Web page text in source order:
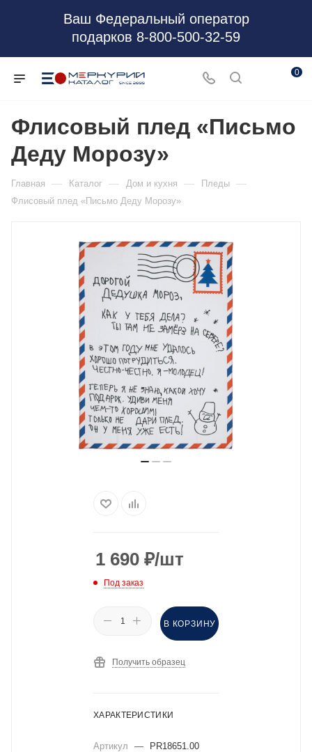
Ваш Федеральный оператор
подарков 8-800-500-32-59
0
Флисовый плед «Письмо
Деду Морозу»
Главная — Каталог — Дом и кухня — Пледы —
Флисовый плед «Письмо Деду Морозу»
1 690 ₽/шт
Под заказ
В КОРЗИНУ
Получить образец
ХАРАКТЕРИСТИКИ
Артикул —
PR18651.00